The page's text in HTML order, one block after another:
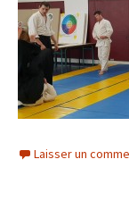
Laisser un